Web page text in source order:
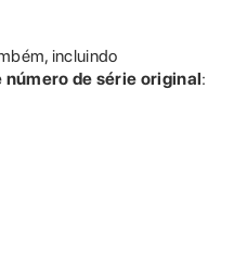
incluindo
de série original: